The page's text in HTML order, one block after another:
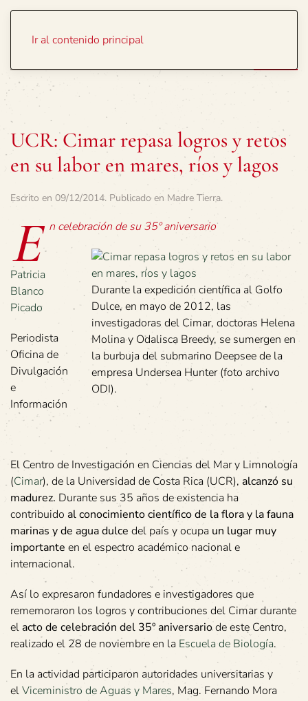
Ir al contenido principal
UCR: Cimar repasa logros y retos
en su labor en mares, ríos y lagos
Escrito en 09/12/2014. Publicado en Madre Tierra.
E n celebración de su 35º aniversario
Durante la expedición científica al Golfo
Dulce, en mayo de 2012, las
investigadoras del Cimar, doctoras Helena
Molina y Odalisca Breedy, se sumergen en
la burbuja del submarino Deepsee de la
empresa Undersea Hunter (foto archivo
ODI).
Patricia
Blanco
Picado
Periodista
Oficina de
Divulgación
e
Información
El Centro de Investigación en Ciencias del Mar y Limnología
(Cimar), de la Universidad de Costa Rica (UCR), alcanzó su
madurez. Durante sus 35 años de existencia ha
contribuido al conocimiento científico de la flora y la fauna
marinas y de agua dulcedel país y ocupa un lugar muy
importante en el espectro académico nacional e
internacional.
Así lo expresaron fundadores e investigadores que
rememoraron los logros y contribuciones del Cimar durante
elacto de celebración del 35º aniversariode este Centro,
realizado el 28 de noviembre en la Escuela de Biología.
En la actividad participaron autoridades universitarias y
elViceministro de Aguas y Mares, Mag. Fernando Mora